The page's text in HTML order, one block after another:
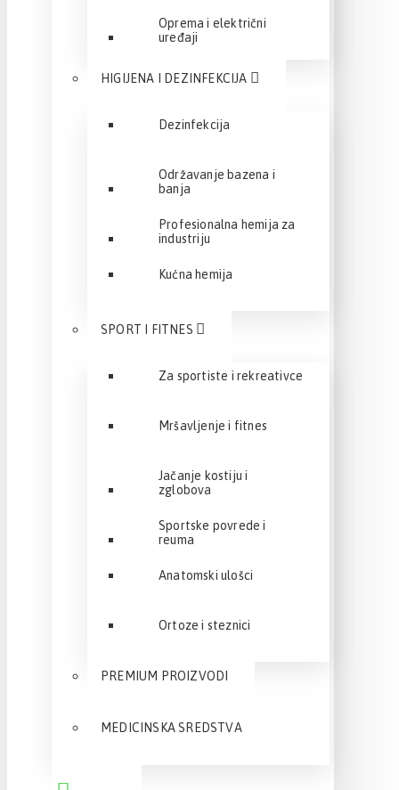
Oprema i električni
uređaji
HIGIJENA I DEZINFEKCIJA
Dezinfekcija
Održavanje bazena i
banja
Profesionalna hemija za
industriju
Kućna hemija
SPORT I FITNES
Za sportiste i rekreativce
Mršavljenje i fitnes
Jačanje kostiju i
zglobova
Sportske povrede i
reuma
Anatomski ulošci
Ortoze i steznici
PREMIUM PROIZVODI
MEDICINSKA SREDSTVA